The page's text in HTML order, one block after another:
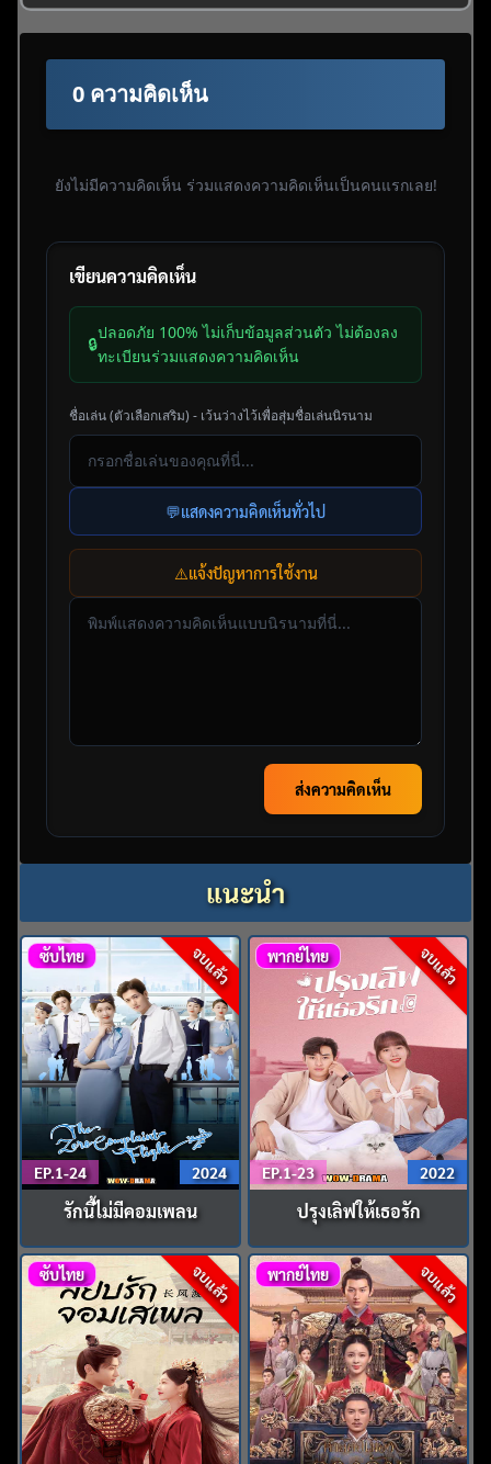
0 ความคิดเห็น
ยังไม่มีความคิดเห็น ร่วมแสดงความคิดเห็นเป็นคนแรกเลย!
เขียนความคิดเห็น
🔒
ปลอดภัย 100% ไม่เก็บข้อมูลส่วนตัว ไม่ต้องลง
ทะเบียนร่วมแสดงความคิดเห็น
ชื่อเล่น (ตัวเลือกเสริม) - เว้นว่างไว้เพื่อสุ่มชื่อเล่นนิรนาม
💬แสดงความคิดเห็นทั่วไป
⚠️แจ้งปัญหาการใช้งาน
ส่งความคิดเห็น
แนะนำ
จบแล้ว
ซับไทย
EP.1-24 2024
รักนี้ไม่มีคอมเพลน
จบแล้ว
พากย์ไทย
EP.1-23 2022
ปรุงเลิฟให้เธอรัก
จบแล้ว
ซับไทย จบแล้ว
พากย์ไทย